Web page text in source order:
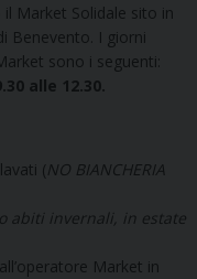
Market Solidale sito in
Benevento. I giorni
sono i seguenti:
alle 12.30.
(NO BIANCHERIA
abiti invernali, in estate
Market in